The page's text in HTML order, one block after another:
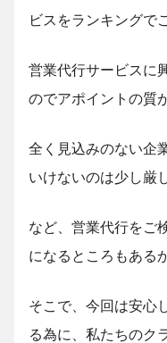
ビスをランキングで
営業代行サービスに
のでアポイントの質
全く見込みのない企
いけないのは少し厳
など、営業代行をご
になるところもある
そこで、今回は安心
る為に、私たちのク